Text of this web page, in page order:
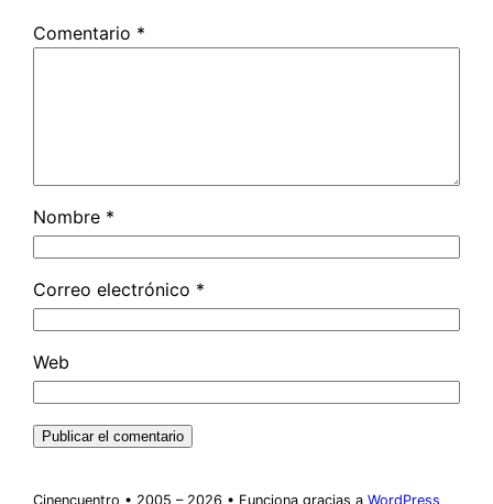
Comentario *
Nombre *
Correo electrónico *
Web
Cinencuentro • 2005 – 2026 • Funciona gracias aWordPress